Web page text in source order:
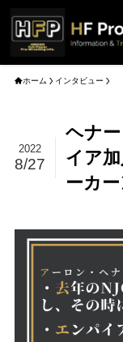
ホーム インタビュー
ヘナ
イア
ーカ
2022
8/27